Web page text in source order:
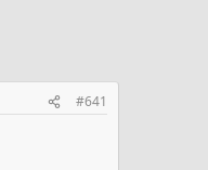
#641